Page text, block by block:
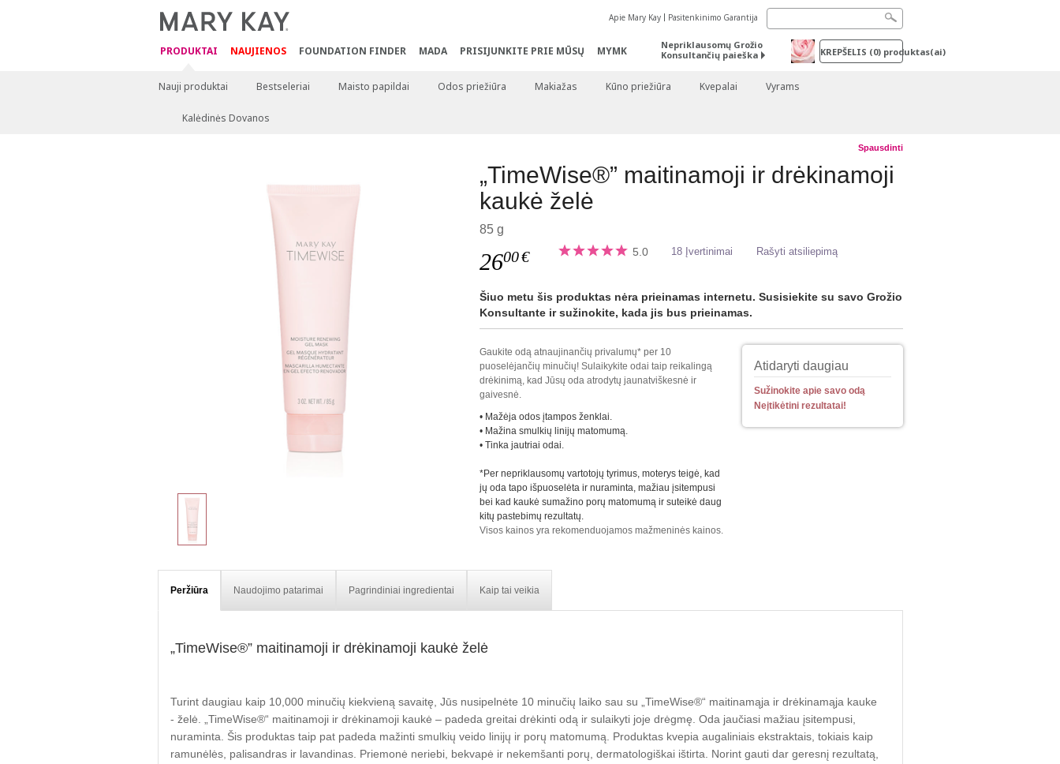
PRODUKTAI NAUJIENOS FOUNDATION FINDER MADA PRISIJUNKITE PRIE MŪSŲ MYMK
Apie Mary Kay Pasitenkinimo Garantija
Nepriklausomų Grožio
Konsultančių paieška
KREPŠELIS (0) produktas(ai)
Nauji produktai Bestseleriai Maisto papildai Odos priežiūra Makiažas Kūno priežiūra Kvepalai Vyrams
Kalėdinės Dovanos
Spausdinti
„TimeWise®” maitinamoji ir drėkinamoji
kaukė želė
85 g
2600€ 5.0 18 Įvertinimai Rašyti atsiliepimą
Šiuo metu šis produktas nėra prieinamas internetu. Susisiekite su savo Grožio
Konsultante ir sužinokite, kada jis bus prieinamas.
Atidaryti daugiau
Sužinokite apie savo odą
Neįtikėtini rezultatai!
Gaukite odą atnaujinančių privalumų* per 10
puoselėjančių minučių! Sulaikykite odai taip reikalingą
drėkinimą, kad Jūsų oda atrodytų jaunatviškesnė ir
gaivesnė.
• Mažėja odos įtampos ženklai.
• Mažina smulkių linijų matomumą.
• Tinka jautriai odai.
*Per nepriklausomų vartotojų tyrimus, moterys teigė, kad
jų oda tapo išpuoselėta ir nuraminta, mažiau įsitempusi
bei kad kaukė sumažino porų matomumą ir suteikė daug
kitų pastebimų rezultatų.
Visos kainos yra rekomenduojamos mažmeninės kainos.
Peržiūra Naudojimo patarimai Pagrindiniai ingredientai Kaip tai veikia
„TimeWise®” maitinamoji ir drėkinamoji kaukė želė
Turint daugiau kaip 10,000 minučių kiekvieną savaitę, Jūs nusipelnėte 10 minučių laiko sau su „TimeWise®“ maitinamąja ir drėkinamąja kauke
- želė. „TimeWise®“ maitinamoji ir drėkinamoji kaukė – padeda greitai drėkinti odą ir sulaikyti joje drėgmę. Oda jaučiasi mažiau įsitempusi,
nuraminta. Šis produktas taip pat padeda mažinti smulkių veido linijų ir porų matomumą. Produktas kvepia augaliniais ekstraktais, tokiais kaip
ramunėlės, palisandras ir lavandinas. Priemonė neriebi, bekvapė ir nekemšanti porų, dermatologiškai ištirta. Norint gauti dar geresnį rezultatą,